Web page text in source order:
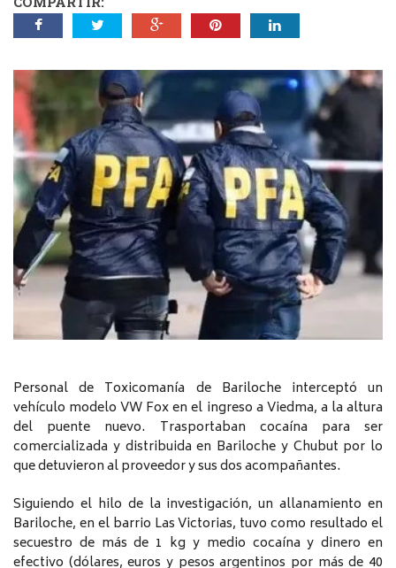
Personal de Toxicomanía de Bariloche interceptó un
vehículo modelo VW Fox en el ingreso a Viedma, a la altura
del puente nuevo. Trasportaban cocaína para ser
comercializada y distribuida en Bariloche y Chubut por lo
que detuvieron al proveedor y sus dos acompañantes.
Siguiendo el hilo de la investigación, un allanamiento en
Bariloche, en el barrio Las Victorias, tuvo como resultado el
secuestro de más de 1 kg y medio cocaína y dinero en
efectivo (dólares, euros y pesos argentinos por más de 40